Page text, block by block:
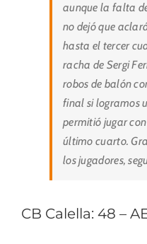
aunque la falta
no dejó que
hasta el tercer
racha de Sergi
robos de balón
final si logramos
permitió jugar
último cuarto.
los jugadores,
CB Calella: 48 –